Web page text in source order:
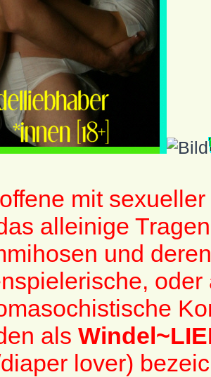
mit
alleinige
und
oder
als
lover)